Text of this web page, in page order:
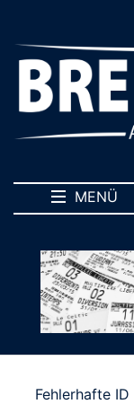
MENÜ
Fehlerhafte